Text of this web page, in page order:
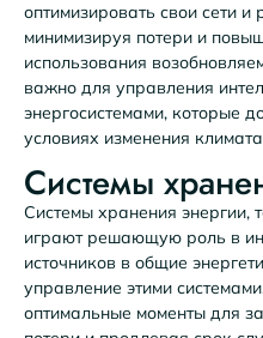
оптимизировать свои сети и
минимизируя потери и
использования
важно для управления
энергосистемами, которые
условиях изменения
Системы
Системы хранения энергии,
играют решающую роль в
источников в общие
управление этими
оптимальные моменты для